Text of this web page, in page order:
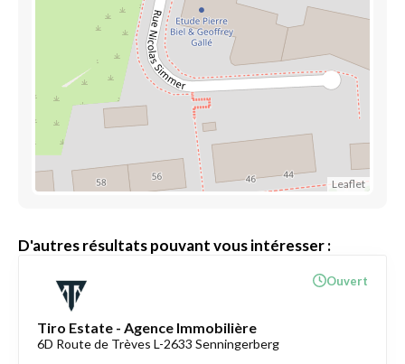
Leaflet
D'autres résultats pouvant vous intéresser :
Tiro Estate - Agence Immobilière
6D Route de Trèves L-2633 Senningerberg
Ouvert